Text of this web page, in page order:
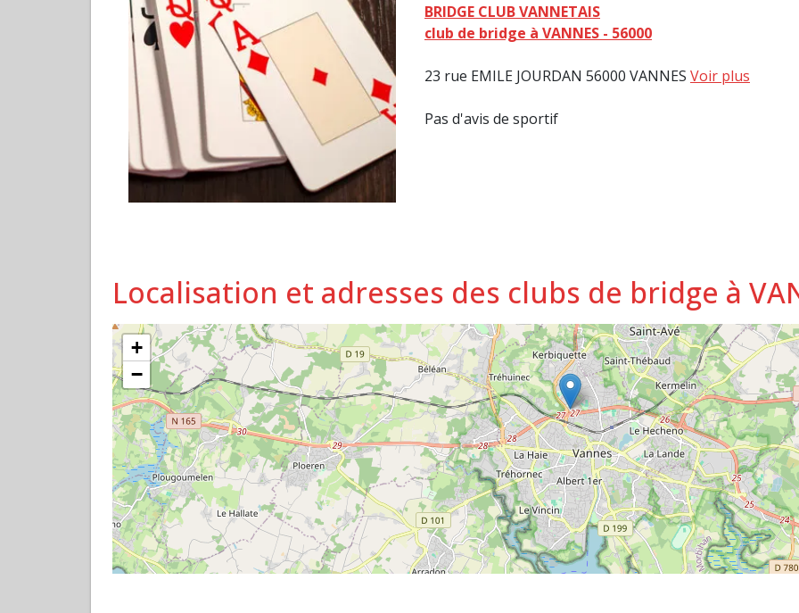
BRIDGE CLUB VANNETAIS
club de bridge à VANNES - 56000
23 rue EMILE JOURDAN 56000 VANNES Voir plus
Pas d'avis de sportif
Localisation et adresses des clubs de bridge à
+
−